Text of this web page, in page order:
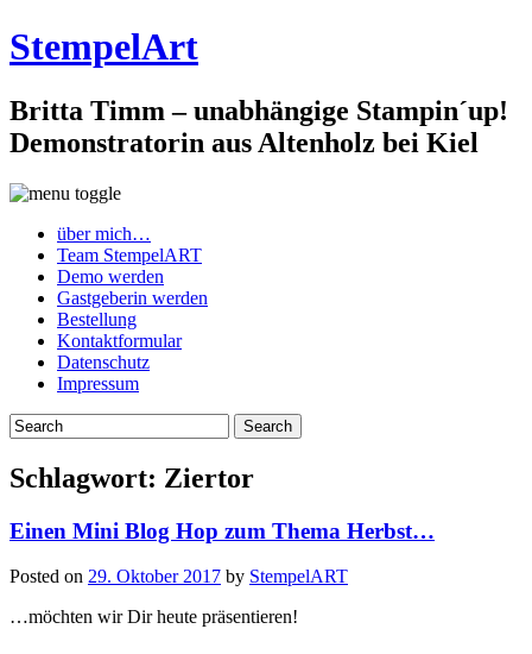
StempelArt
Britta Timm – unabhängige Stampin´up!
Demonstratorin aus Altenholz bei Kiel
über mich…
Team StempelART
Demo werden
Gastgeberin werden
Bestellung
Kontaktformular
Datenschutz
Impressum
Schlagwort: Ziertor
Einen Mini Blog Hop zum Thema Herbst…
Posted on 29. Oktober 2017 by StempelART
…möchten wir Dir heute präsentieren!